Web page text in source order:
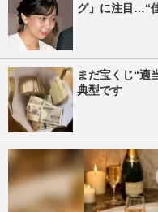
グ」に注目…“
まだ宝くじ“適
典型です